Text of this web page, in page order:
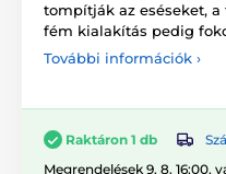
tompítják az eséseket,
fém kialakítás pedig
További információk ›
Raktáron 1 db
Megrendelések 9. 8. 16:00,